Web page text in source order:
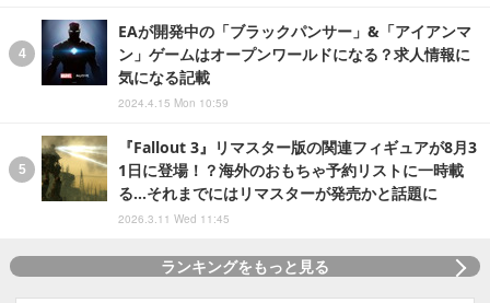
EAが開発中の「ブラックパンサー」&「アイアンマ
ン」ゲームはオープンワールドになる？求人情報に
気になる記載
2024.4.15 Mon 10:59
『Fallout 3』リマスター版の関連フィギュアが8月3
1日に登場！？海外のおもちゃ予約リストに一時載
る…それまでにはリマスターが発売かと話題に
2026.3.11 Wed 11:45
ランキングをもっと見る